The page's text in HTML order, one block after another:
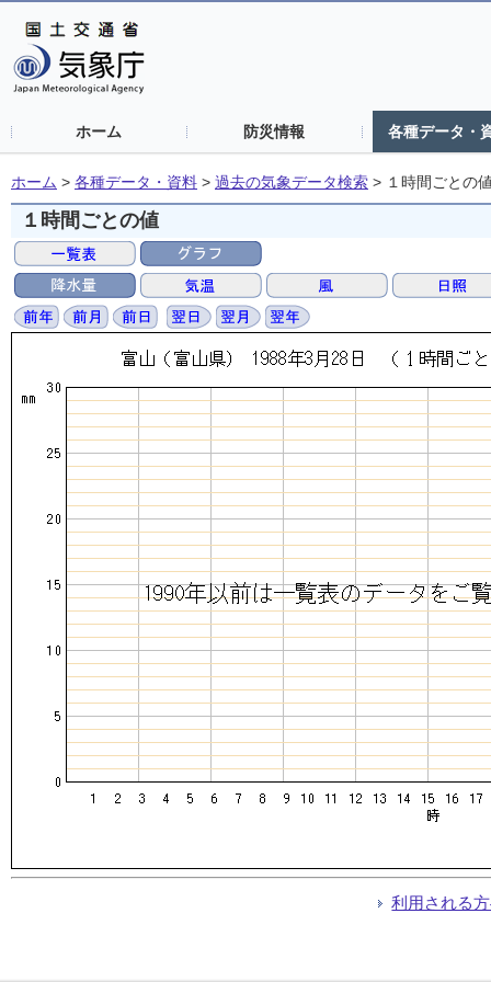
ホーム 防災情報 各種データ・
ホーム > 各種データ・資料 > 過去の気象データ検索 > １時間ごとの
１時間ごとの値
利用される